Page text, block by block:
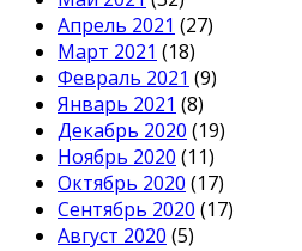
Апрель 2021 (27)
Март 2021 (18)
Февраль 2021 (9)
Январь 2021 (8)
Декабрь 2020 (19)
Ноябрь 2020 (11)
Октябрь 2020 (17)
Сентябрь 2020 (17)
Август 2020 (5)